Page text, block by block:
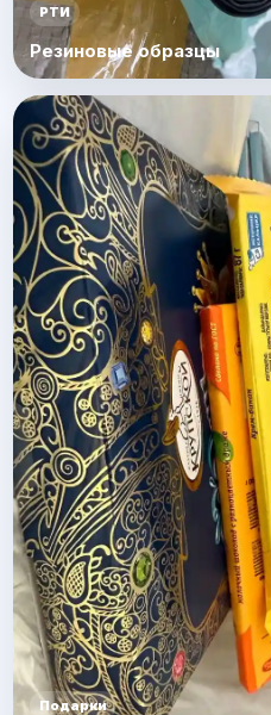
РТИ
Резиновые образцы
Подарки